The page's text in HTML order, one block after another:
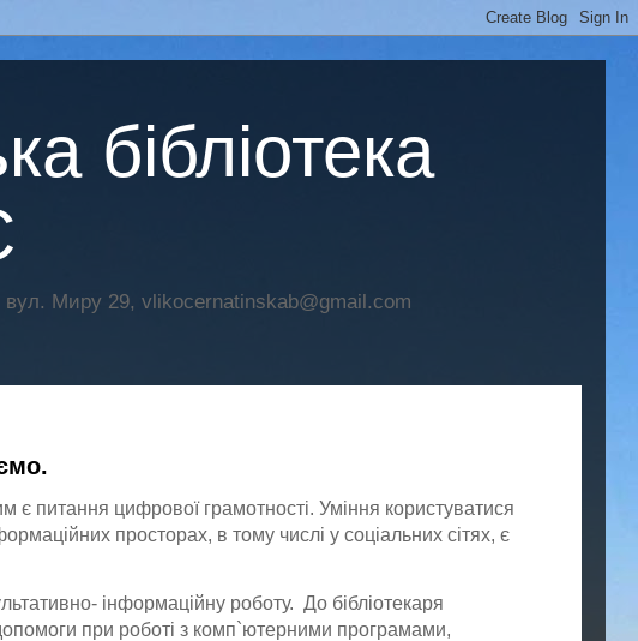
бібліотека
вул. Миру 29, vlikocernatinskab@gmail.com
є питання цифрової грамотності. Уміння користуватися
просторах, в тому числі у соціальних сітях, є
інформаційну роботу. До бібліотекаря
при роботі з комп`ютерними програмами,